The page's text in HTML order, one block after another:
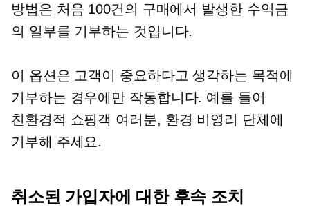
방법은 처음 100건의 구매에서 발생한 수익금
의 일부를 기부하는 것입니다.
이 옵션은 고객이 중요하다고 생각하는 목적에
기부하는 경우에만 작동합니다. 예를 들어
친환경적 쇼핑객 여러분, 환경 비영리 단체에
기부해 주세요.
취소된 가입자에 대한 후속 조치